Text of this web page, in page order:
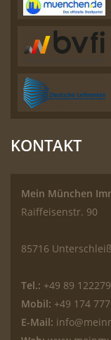
KONTAKT
Mein München
Raiffeisenstr. 90
85716
Tel.: +49 89
Mobil: +49 174
E-Mail: